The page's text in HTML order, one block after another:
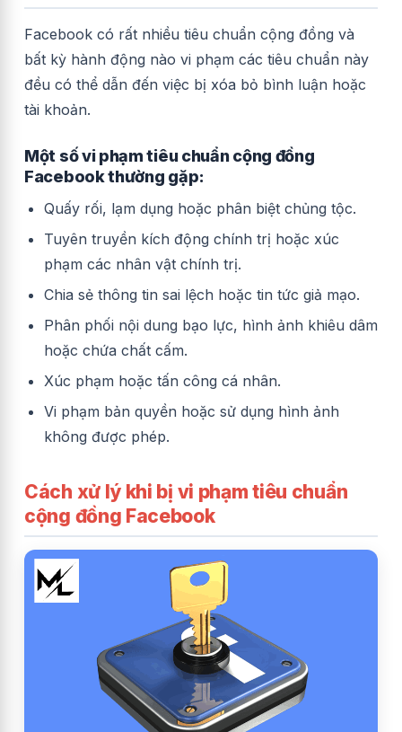
Facebook có rất nhiều tiêu chuẩn cộng đồng và
bất kỳ hành động nào vi phạm các tiêu chuẩn này
đều có thể dẫn đến việc bị xóa bỏ bình luận hoặc
tài khoản.
Một số vi phạm tiêu chuẩn cộng đồng
Facebook thường gặp:
Quấy rối, lạm dụng hoặc phân biệt chủng tộc.
Tuyên truyền kích động chính trị hoặc xúc
phạm các nhân vật chính trị.
Chia sẻ thông tin sai lệch hoặc tin tức giả mạo.
Phân phối nội dung bạo lực, hình ảnh khiêu dâm
hoặc chứa chất cấm.
Xúc phạm hoặc tấn công cá nhân.
Vi phạm bản quyền hoặc sử dụng hình ảnh
không được phép.
Cách xử lý khi bị vi phạm tiêu chuẩn
cộng đồng Facebook